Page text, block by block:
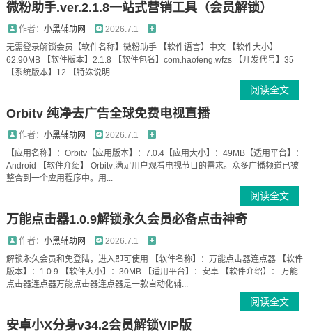
微粉助手.ver.2.1.8一站式营销工具（会员解锁）
作者： 小黑辅助网
2026.7.1
无需登录解锁会员【软件名称】微粉助手 【软件语言】中文 【软件大小】
62.90MB 【软件版本】2.1.8 【软件包名】com.haofeng.wfzs 【开发代号】35
【系统版本】12 【特殊说明...
阅读全文
Orbitv 纯净去广告全球免费电视直播
作者： 小黑辅助网
2026.7.1
【应用名称】：Orbitv【应用版本】：7.0.4【应用大小】：49MB【适用平台】：
Android 【软件介绍】 Orbitv:满足用户观看电视节目的需求。众多广播频道已被
整合到一个应用程序中。用...
阅读全文
万能点击器1.0.9解锁永久会员必备点击神奇
作者： 小黑辅助网
2026.7.1
解锁永久会员和免登陆，进入即可使用 【软件名称】：万能点击器连点器 【软件
版本】：1.0.9 【软件大小】：30MB 【适用平台】：安卓 【软件介绍】： 万能
点击器连点器万能点击器连点器是一款自动化辅...
阅读全文
安卓小X分身v34.2会员解锁VIP版